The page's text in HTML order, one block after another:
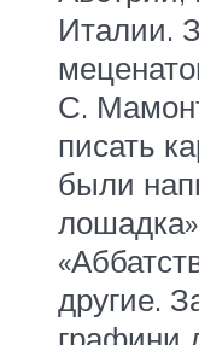
Италии.
С.
писать
были
другие.